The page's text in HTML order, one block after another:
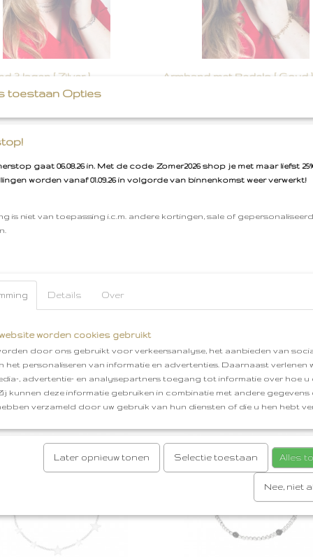
3 lagen [ Zilver ]
3 lagen [ Zilver ] Armband
Armband met Bedels [ Goud ]
verstelbaar [ Roze ]
verstelbaar [ Roze ] Dit
armbandkoord…
Armband Beach collectie [ Goud
Deze armband is een…
toestaan Opties
gaat 06.08.26 in. Met de code: Zomer2026 shop je met maar liefst
worden vanaf 01.09.26 in volgorde van binnenkomst weer verwerkt!
is niet van toepassing i.c.m. andere kortingen, sale of
Details Over
worden cookies gebruikt
door ons gebruikt voor verkeersanalyse, het aanbieden van
het personaliseren van informatie en advertenties. Daarnaast verlenen
, advertentie- en analysepartners toegang tot informatie over hoe u
kunnen deze informatie gebruiken in combinatie met andere gegevens
verzameld door uw gebruik van hun diensten of die u hen hebt
Later opnieuw tonen Selectie toestaan Alles
Nee, niet